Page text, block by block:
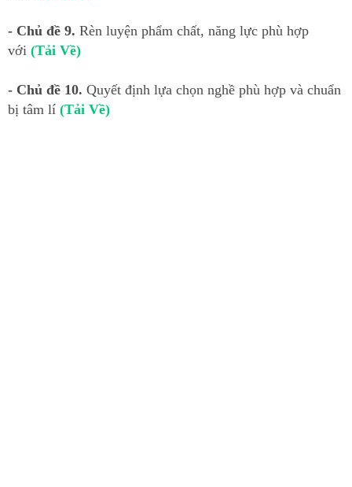
- Chủ đề 9. Rèn luyện phẩm chất, năng lực phù hợp
với (Tải Về)
- Chủ đề 10. Quyết định lựa chọn nghề phù hợp và chuẩn
bị tâm lí (Tải Về)